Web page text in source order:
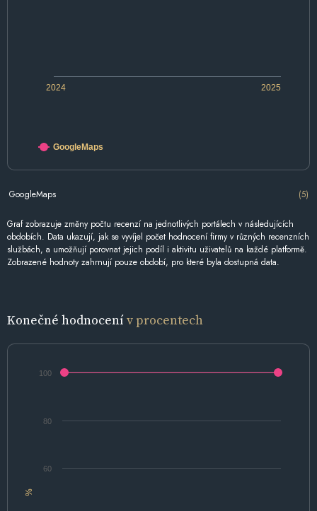
2024 2025
GoogleMaps
GoogleMaps (5)
Graf zobrazuje změny počtu recenzí na jednotlivých portálech v následujících
obdobích. Data ukazují, jak se vyvíjel počet hodnocení firmy v různých recenzních
službách, a umožňují porovnat jejich podíl i aktivitu uživatelů na každé platformě.
Zobrazené hodnoty zahrnují pouze období, pro které byla dostupná data.
Konečné hodnocenív procentech
%
60
80
100